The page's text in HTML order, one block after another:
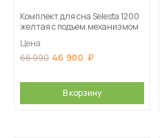
Комплект для сна Selesta 1200
желтая с подъем.механизмом
Цена
66 990 46 900
В корзину